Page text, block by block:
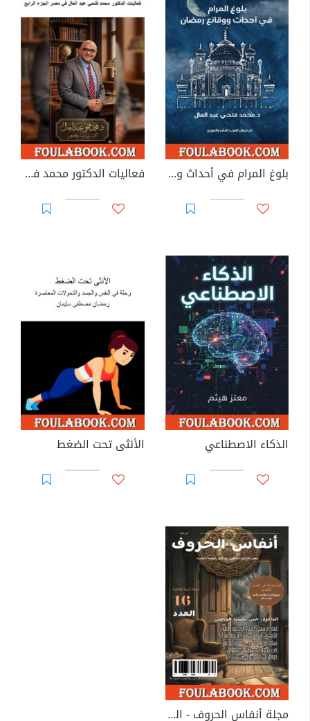
بلوغ المرام في أحداث ووقائع رمضان فعاليات الدكتور محمد فتحي عبد العال في مصر - الجزء الرابع
الذكاء الاصطناعي الأنثى تحت الضغط
مجلة أنفاس الحروف - العدد السادس عشر